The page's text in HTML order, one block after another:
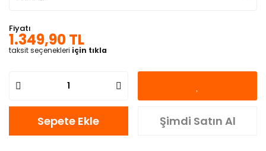
Fiyatı
1.349,90 TL
taksit seçenekleri için tıkla
Sepete Ekle Şimdi Satın Al